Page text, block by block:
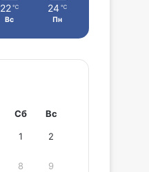
22 ℃
Вс
24 ℃
Пн
Сб Вс
1 2
8 9